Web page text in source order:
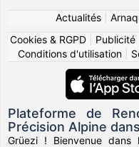
Actualités|
Cookies & RGPD
Publicité
Conditions d'utilisation|
Plateforme de
Précision Alpine
Grüezi ! Bienvenue